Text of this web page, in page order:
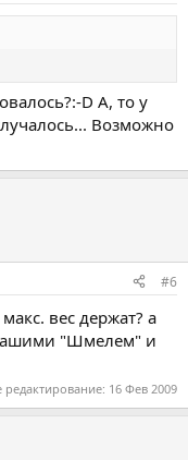
D А, то у
Возможно
#6
вес держат? а
"Шмелем" и
редактирование: 16 Фев 2009